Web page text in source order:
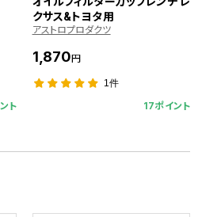
ト
クサス&トヨタ用
アストロプロダクツ
1,870円
1件
17ポイント